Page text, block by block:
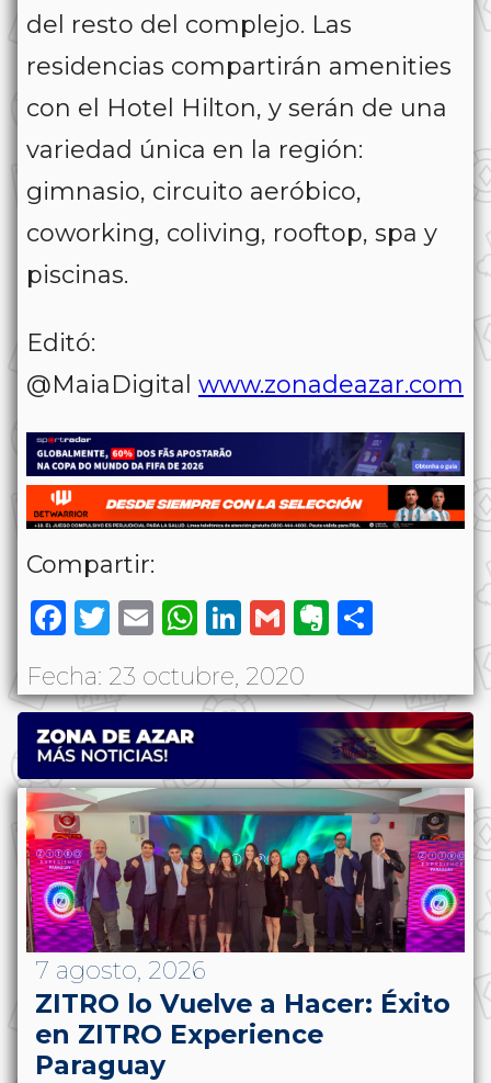
del resto del complejo. Las
residencias compartirán amenities
con el Hotel Hilton, y serán de una
variedad única en la región:
gimnasio, circuito aeróbico,
coworking, coliving, rooftop, spa y
piscinas.
Editó:
@MaiaDigital www.zonadeazar.com
Compartir:
Facebook
Twitter
EmailWhatsApp
LinkedIn
GmailEvernote
Fecha: 23 octubre, 2020
7 agosto, 2026
ZITRO lo Vuelve a Hacer: Éxito
en ZITRO Experience
Paraguay